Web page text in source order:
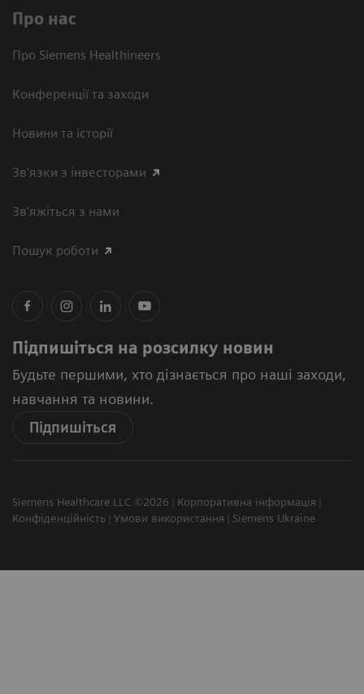
Про нас
Про Siemens Healthineers
Конференції та заходи
Новини та історії
Зв'язки з інвесторами
Зв’яжіться з нами
Пошук роботи
Підпишіться на розсилку новин
Будьте першими, хто дізнається про наші заходи,
навчання та новини.
Підпишіться
Siemens Healthcare LLC ©2026
Корпоративна інформація
Конфіденційність
Умови використання Siemens Ukraine